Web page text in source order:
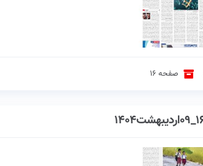
صفحه 16